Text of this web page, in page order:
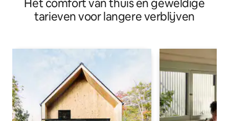
Het comfort van thuis en geweldige
tarieven voor langere verblijven